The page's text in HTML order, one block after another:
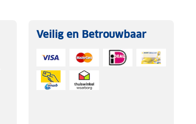
Veilig en Betrouwbaar